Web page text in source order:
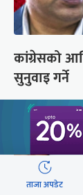
कांग्रेसको
सुनुवाइ गर्ने
ताजा अपडेट